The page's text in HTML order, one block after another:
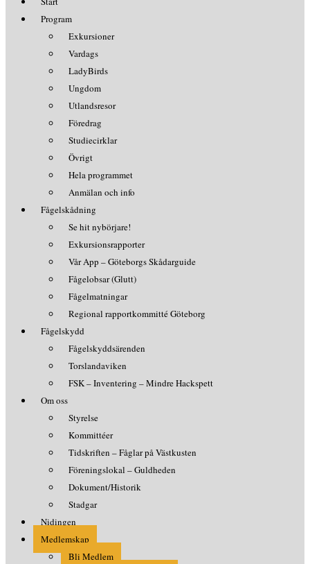
Program
Exkursioner
Vardags
LadyBirds
Ungdom
Utlandsresor
Föredrag
Studiecirklar
Övrigt
Hela programmet
Anmälan och info
Fågelskådning
Se hit nybörjare!
Exkursionsrapporter
Vår App – Göteborgs Skådarguide
Fågelobsar (Glutt)
Fågelmatningar
Regional rapportkommitté Göteborg
Fågelskydd
Fågelskyddsärenden
Torslandaviken
FSK – Inventering – Mindre Hackspett
Om oss
Styrelse
Kommittéer
Tidskriften – Fåglar på Västkusten
Föreningslokal – Guldheden
Dokument/Historik
Stadgar
Nidingen
Medlemskap
Bli Medlem